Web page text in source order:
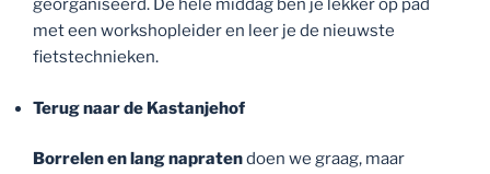
georganiseerd. De hele middag ben je lekker op pad
met een workshopleider en leer je de nieuwste
fietstechnieken.
Terug naar de Kastanjehof
Borrelen en lang napratendoen we graag, maar